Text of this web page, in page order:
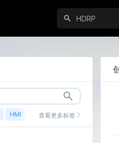
HMI 鸿蒙查看更多标签